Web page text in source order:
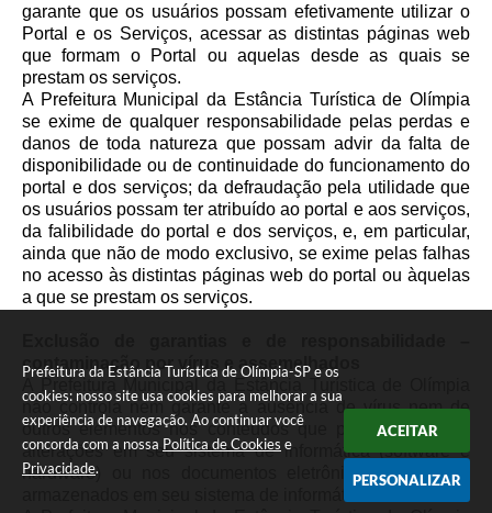
Prefeitura da Estância Turística de Olímpia-SP e os
cookies: nosso site usa cookies para melhorar a sua
experiência de navegação. Ao continuar você
concorda com a nossa Política de Cookies e
Privacidade.
ACEITAR
PERSONALIZAR
garante que os usuários possam efetivamente utilizar o
Portal e os Serviços, acessar as distintas páginas web
que formam o Portal ou aquelas desde as quais se
prestam os serviços.
A Prefeitura Municipal da Estância Turística de Olímpia
se exime de qualquer responsabilidade pelas perdas e
danos de toda natureza que possam advir da falta de
disponibilidade ou de continuidade do funcionamento do
portal e dos serviços; da defraudação pela utilidade que
os usuários possam ter atribuído ao portal e aos serviços,
da falibilidade do portal e dos serviços, e, em particular,
ainda que não de modo exclusivo, se exime pelas falhas
no acesso às distintas páginas web do portal ou àquelas
a que se prestam os serviços.
contaminação por vírus e assemelhados
A Prefeitura Municipal da Estância Turística de Olímpia
não controla nem garante a ausência de vírus nem de
outros elementos nos conteúdos que possam produzir
alterações em seu sistema de informática (software e
hardware) ou nos documentos eletrônicos e arquivos